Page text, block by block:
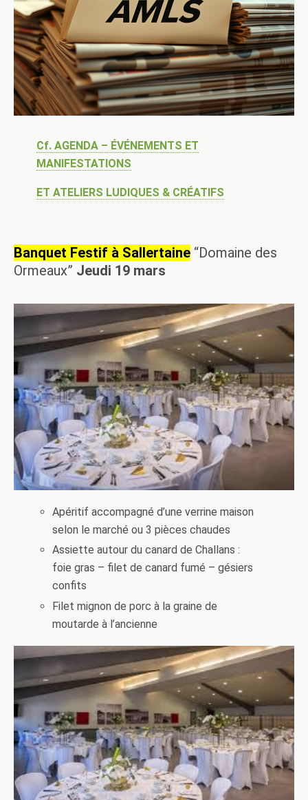
Cf. AGENDA – ÉVÉNEMENTS ET
MANIFESTATIONS
ET ATELIERS LUDIQUES & CRÉATIFS
Banquet Festif à Sallertaine “Domaine des
Ormeaux” Jeudi 19 mars
Apéritif accompagné d’une verrine maison
selon le marché ou 3 pièces chaudes
Assiette autour du canard de Challans :
foie gras – filet de canard fumé – gésiers
confits
Filet mignon de porc à la graine de
moutarde à l’ancienne